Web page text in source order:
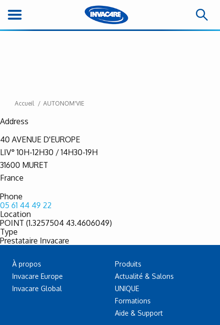
Accueil AUTONOM'VIE
Address
40 AVENUE D'EUROPE
LIV° 10H-12H30 / 14H30-19H
31600 MURET
France
Phone
05 61 44 49 22
Location
POINT (1.3257504 43.4606049)
Type
Prestataire Invacare
À propos
Invacare Europe
Invacare Global
Produits
Actualité & Salons
UNIQUE
Formations
Aide & Support